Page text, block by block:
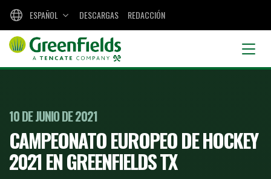
DESCARGAS REDACCIÓN
ESPAÑOL
10 DE JUNIO DE 2021
CAMPEONATO EUROPEO DE HOCKEY
2021 EN GREENFIELDS TX